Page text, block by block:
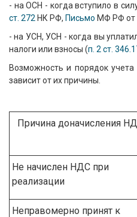
- на ОСН - когда вступило в
ст. 272 НК РФ, Письмо МФ РФ от
- на УСН, УСН - когда вы
налоги или взносы (п. 2 ст.
Возможность и порядок
зависит от их причины.
Причина доначисления
Не начислен НДС при
реализации
Неправомерно принят к